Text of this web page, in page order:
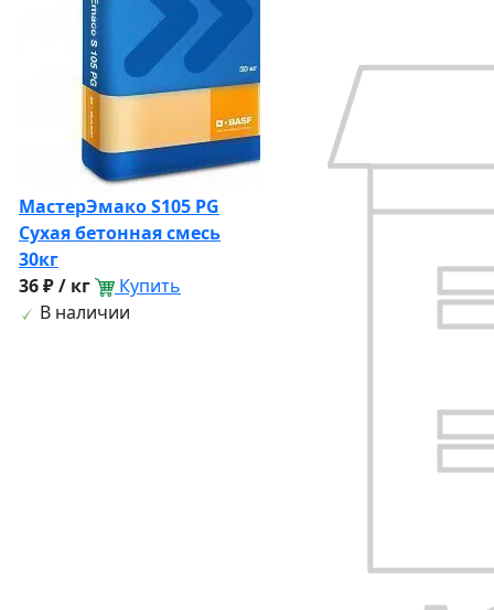
МастерЭмако S105 PG
Сухая бетонная смесь
30кг
36 ₽ / кг
Купить
В наличии